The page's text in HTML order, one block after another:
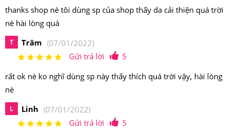
thanks shop nè tôi dùng sp của shop thấy da cải thiện quá trời
nè hài lòng quá
T Trâm (07/01/2022)
Gửi trả lời
5
rất ok nè ko nghĩ dùng sp này thấy thích quá trời vậy, hài lòng
nè
L Linh (07/01/2022)
Gửi trả lời
5